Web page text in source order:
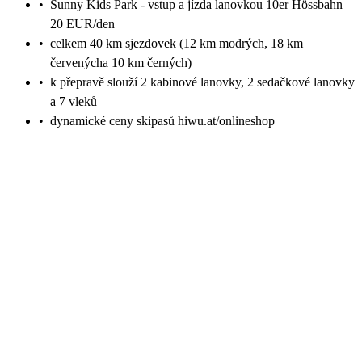
• Sunny Kids Park - vstup a jízda lanovkou 10er Hössbahn
20 EUR/den
• celkem 40 km sjezdovek (12 km modrých, 18 km
červenýcha 10 km černých)
• k přepravě slouží 2 kabinové lanovky, 2 sedačkové lanovky
a 7 vleků
• dynamické ceny skipasů hiwu.at/onlineshop